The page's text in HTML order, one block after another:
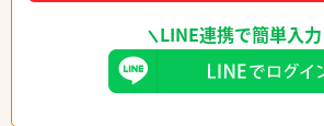
LINE連携で簡単入力